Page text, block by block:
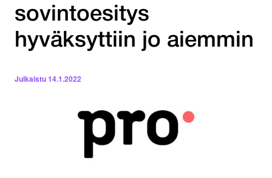
sovintoesitys
hyväksyttiin jo aiemmin
Julkaistu14.1.2022